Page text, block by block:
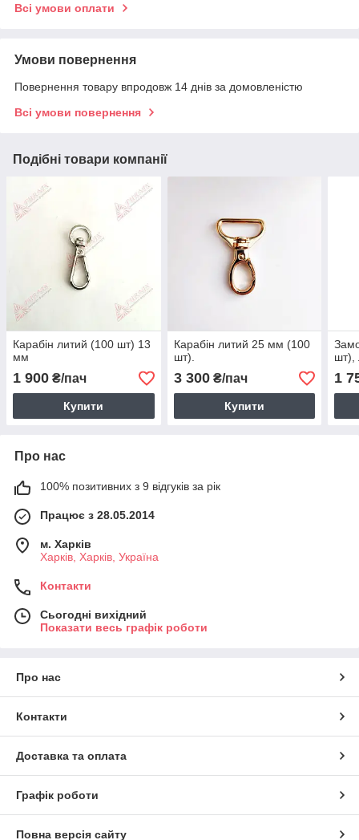
Всі умови оплати
Умови повернення
Повернення товару впродовж 14 днів за домовленістю
Всі умови повернення
Подібні товари компанії
Карабін литий (100 шт) 13
мм
1 900 ₴/пач
Купити
Карабін литий 25 мм (100
шт).
3 300₴/пач
Купити
шт),
1
Про нас
100% позитивних з 9 відгуків за рік
Працює з 28.05.2014
м. Харків
Харків, Харків, Україна
Контакти
Сьогодні вихідний
Показати весь графік роботи
Про нас
Контакти
Доставка та оплата
Графік роботи
Повна версія сайту